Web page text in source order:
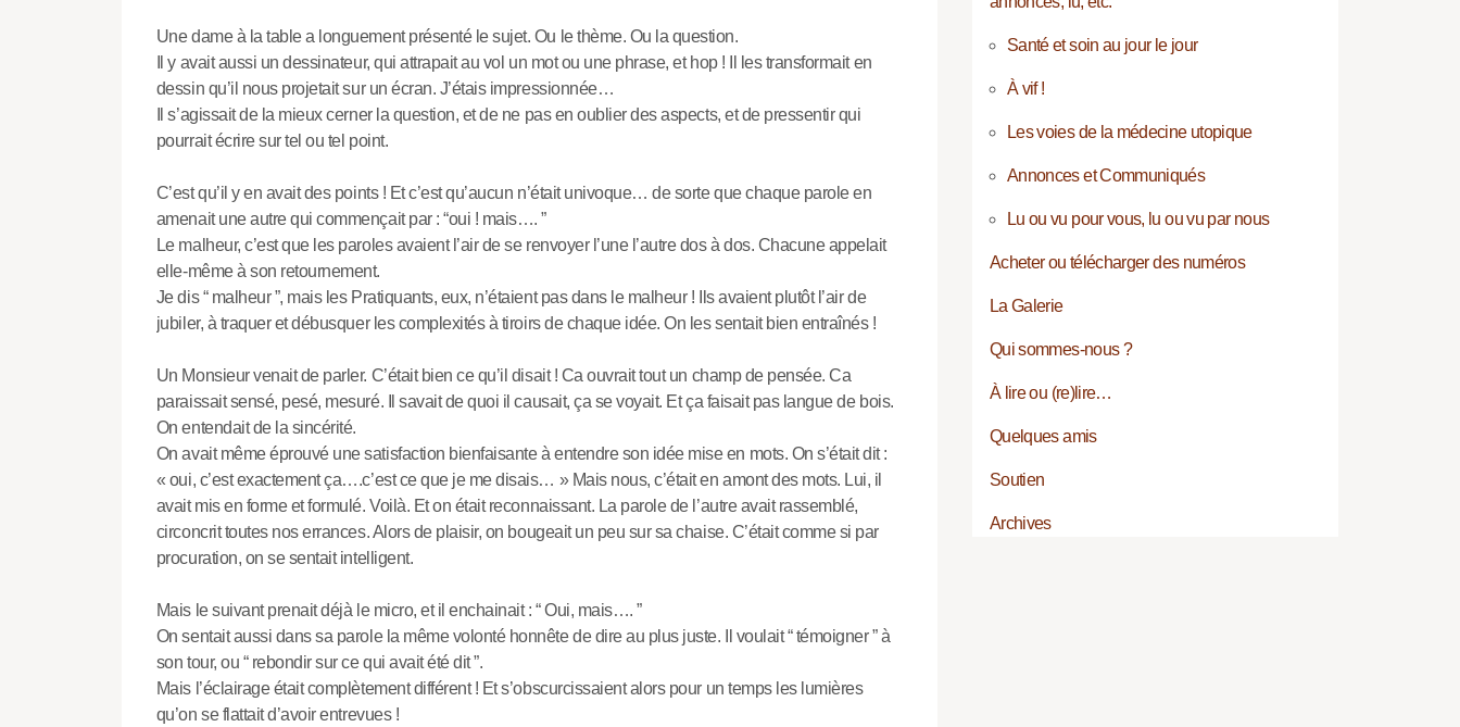
Une dame à la table a longuement présenté le sujet. Ou le thème. Ou la question.
Il y avait aussi un dessinateur, qui attrapait au vol un mot ou une phrase, et hop ! Il les transformait en
dessin qu’il nous projetait sur un écran. J’étais impressionnée…
Il s’agissait de la mieux cerner la question, et de ne pas en oublier des aspects, et de pressentir qui
pourrait écrire sur tel ou tel point.
C’est qu’il y en avait des points ! Et c’est qu’aucun n’était univoque… de sorte que chaque parole en
amenait une autre qui commençait par : “oui ! mais…. ”
Le malheur, c’est que les paroles avaient l’air de se renvoyer l’une l’autre dos à dos. Chacune appelait
elle-même à son retournement.
Je dis “ malheur ”, mais les Pratiquants, eux, n’étaient pas dans le malheur ! Ils avaient plutôt l’air de
jubiler, à traquer et débusquer les complexités à tiroirs de chaque idée. On les sentait bien entraînés !
Un Monsieur venait de parler. C’était bien ce qu’il disait ! Ca ouvrait tout un champ de pensée. Ca
paraissait sensé, pesé, mesuré. Il savait de quoi il causait, ça se voyait. Et ça faisait pas langue de bois.
On entendait de la sincérité.
On avait même éprouvé une satisfaction bienfaisante à entendre son idée mise en mots. On s’était dit :
« oui, c’est exactement ça….c’est ce que je me disais… » Mais nous, c’était en amont des mots. Lui, il
avait mis en forme et formulé. Voilà. Et on était reconnaissant. La parole de l’autre avait rassemblé,
circoncrit toutes nos errances. Alors de plaisir, on bougeait un peu sur sa chaise. C’était comme si par
procuration, on se sentait intelligent.
Mais le suivant prenait déjà le micro, et il enchainait : “ Oui, mais…. ”
On sentait aussi dans sa parole la même volonté honnête de dire au plus juste. Il voulait “ témoigner ” à
son tour, ou “ rebondir sur ce qui avait été dit ”.
Mais l’éclairage était complètement différent ! Et s’obscurcissaient alors pour un temps les lumières
qu’on se flattait d’avoir entrevues !
Santé et soin au jour le jour
À vif !
Les voies de la médecine utopique
Annonces et Communiqués
Lu ou vu pour vous, lu ou vu par nous
Acheter ou télécharger des numéros
La Galerie
Qui sommes-nous ?
À lire ou (re)lire…
Quelques amis
Soutien
Archives